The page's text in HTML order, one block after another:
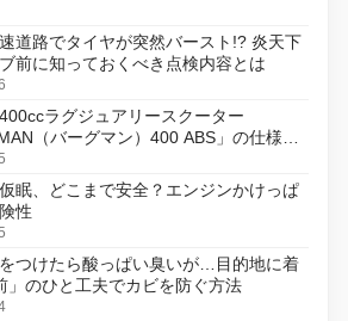
道路でタイヤが突然バースト!? 炎天下
前に知っておくべき点検内容とは
ラグジュアリースクーター
（バーグマン）400 ABS」の仕様を
18日に発売
眠、どこまで安全？エンジンかけっぱ
性
つけたら酸っぱい臭いが…目的地に着
」のひと工夫でカビを防ぐ方法